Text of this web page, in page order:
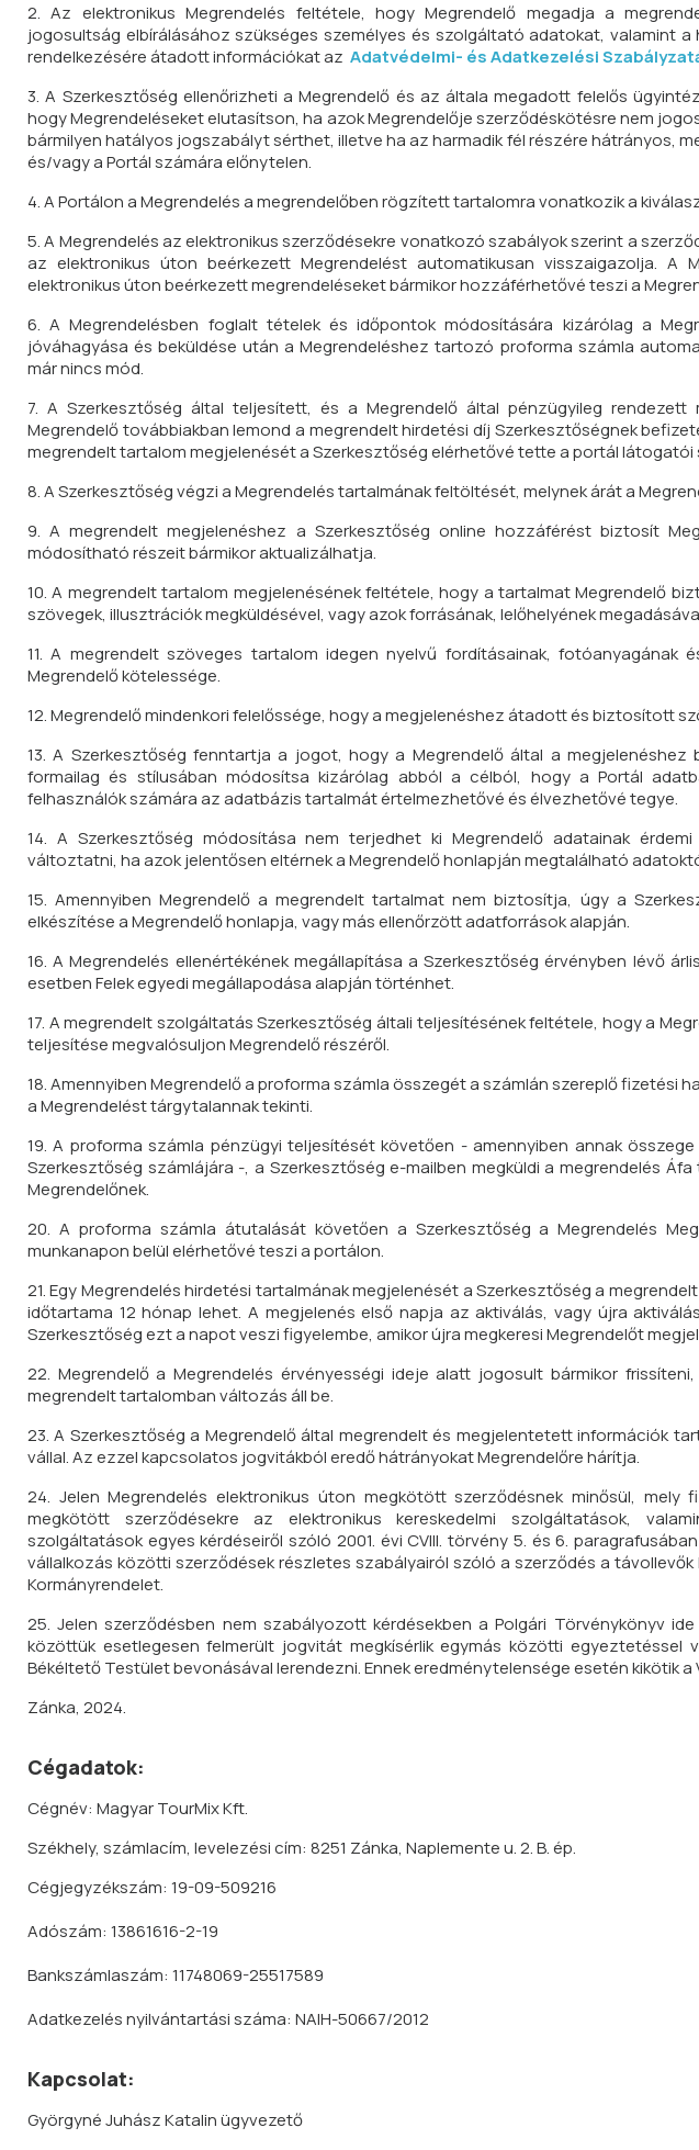
2. Az elektronikus Megrendelés feltétele, hogy Megrendelő megadja a
jogosultság elbírálásához szükséges személyes és szolgáltató adatokat, valamint
rendelkezésére átadott információkat az Adatvédelmi- és Adatkezelési
3. A Szerkesztőség ellenőrizheti a Megrendelő és az általa megadott felelős
hogy Megrendeléseket elutasítson, ha azok Megrendelője szerződéskötésre nem
bármilyen hatályos jogszabályt sérthet, illetve ha az harmadik fél részére hátrányos,
és/vagy a Portál számára előnytelen.
4. A Portálon a Megrendelés a megrendelőben rögzített tartalomra vonatkozik a
5. A Megrendelés az elektronikus szerződésekre vonatkozó szabályok szerint a
az elektronikus úton beérkezett Megrendelést automatikusan visszaigazolja. A
elektronikus úton beérkezett megrendeléseket bármikor hozzáférhetővé teszi a
6. A Megrendelésben foglalt tételek és időpontok módosítására kizárólag a
jóváhagyása és beküldése után a Megrendeléshez tartozó proforma számla
már nincs mód.
7. A Szerkesztőség által teljesített, és a Megrendelő által pénzügyileg
Megrendelő továbbiakban lemond a megrendelt hirdetési díj Szerkesztőségnek
megrendelt tartalom megjelenését a Szerkesztőség elérhetővé tette a portál látogatói
8. A Szerkesztőség végzi a Megrendelés tartalmának feltöltését, melynek árát a
9. A megrendelt megjelenéshez a Szerkesztőség online hozzáférést biztosít
módosítható részeit bármikor aktualizálhatja.
10. A megrendelt tartalom megjelenésének feltétele, hogy a tartalmat Megrendelő
szövegek, illusztrációk megküldésével, vagy azok forrásának, lelőhelyének
11. A megrendelt szöveges tartalom idegen nyelvű fordításainak, fotóanyagának
Megrendelő kötelessége.
12. Megrendelő mindenkori felelőssége, hogy a megjelenéshez átadott és biztosított
13. A Szerkesztőség fenntartja a jogot, hogy a Megrendelő által a
formailag és stílusában módosítsa kizárólag abból a célból, hogy a Portál
felhasználók számára az adatbázis tartalmát értelmezhetővé és élvezhetővé tegye.
14. A Szerkesztőség módosítása nem terjedhet ki Megrendelő adatainak
változtatni, ha azok jelentősen eltérnek a Megrendelő honlapján megtalálható
15. Amennyiben Megrendelő a megrendelt tartalmat nem biztosítja, úgy a
elkészítése a Megrendelő honlapja, vagy más ellenőrzött adatforrások alapján.
16. A Megrendelés ellenértékének megállapítása a Szerkesztőség érvényben lévő
esetben Felek egyedi megállapodása alapján történhet.
17. A megrendelt szolgáltatás Szerkesztőség általi teljesítésének feltétele, hogy a
teljesítése megvalósuljon Megrendelő részéről.
18. Amennyiben Megrendelő a proforma számla összegét a számlán szereplő fizetési
a Megrendelést tárgytalannak tekinti.
19. A proforma számla pénzügyi teljesítését követően - amennyiben annak
Szerkesztőség számlájára -, a Szerkesztőség e-mailben megküldi a megrendelés
Megrendelőnek.
20. A proforma számla átutalását követően a Szerkesztőség a Megrendelés
munkanapon belül elérhetővé teszi a portálon.
21. Egy Megrendelés hirdetési tartalmának megjelenését a Szerkesztőség a
időtartama 12 hónap lehet. A megjelenés első napja az aktiválás, vagy újra
Szerkesztőség ezt a napot veszi figyelembe, amikor újra megkeresi Megrendelőt
22. Megrendelő a Megrendelés érvényességi ideje alatt jogosult bármikor
megrendelt tartalomban változás áll be.
23. A Szerkesztőség a Megrendelő által megrendelt és megjelentetett információk
vállal. Az ezzel kapcsolatos jogvitákból eredő hátrányokat Megrendelőre hárítja.
24. Jelen Megrendelés elektronikus úton megkötött szerződésnek minősül,
megkötött szerződésekre az elektronikus kereskedelmi szolgáltatások,
szolgáltatások egyes kérdéseiről szóló 2001. évi CVIII. törvény 5. és 6.
vállalkozás közötti szerződések részletes szabályairól szóló a szerződés a
Kormányrendelet.
25. Jelen szerződésben nem szabályozott kérdésekben a Polgári Törvénykönyv
közöttük esetlegesen felmerült jogvitát megkísérlik egymás közötti egyeztetéssel
Békéltető Testület bevonásával lerendezni. Ennek eredménytelensége esetén kikötik
Zánka, 2024.
Cégadatok:
Cégnév: Magyar TourMix Kft.
Székhely, számlacím, levelezési cím: 8251 Zánka, Naplemente u. 2. B. ép.
Cégjegyzékszám: 19-09-509216
Adószám: 13861616-2-19
Bankszámlaszám: 11748069-25517589
Adatkezelés nyilvántartási száma: NAIH-50667/2012
Kapcsolat:
Györgyné Juhász Katalin ügyvezető